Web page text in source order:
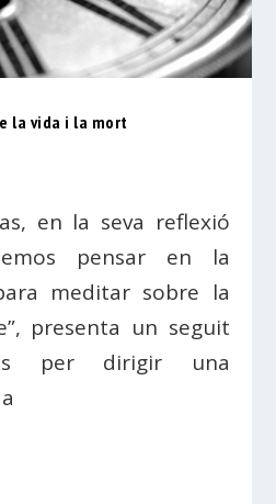
la vida i la mort
en la seva reflexió
pensar en la
meditar sobre la
presenta un seguit
per dirigir una